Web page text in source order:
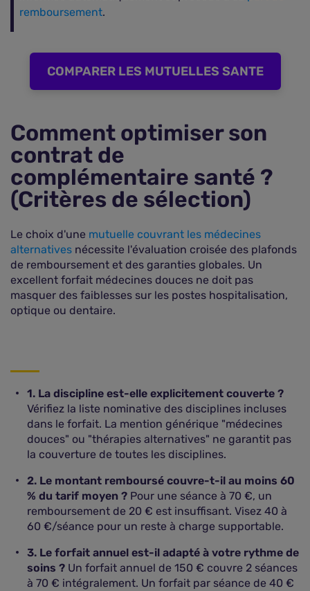
remboursement.
COMPARER LES MUTUELLES SANTE
Comment optimiser son
contrat de
complémentaire santé ?
(Critères de sélection)
Le choix d'une mutuelle couvrant les médecines
alternatives nécessite l'évaluation croisée des plafonds
de remboursement et des garanties globales. Un
excellent forfait médecines douces ne doit pas
masquer des faiblesses sur les postes hospitalisation,
optique ou dentaire.
1. La discipline est-elle explicitement couverte ?
Vérifiez la liste nominative des disciplines incluses
dans le forfait. La mention générique "médecines
douces" ou "thérapies alternatives" ne garantit pas
la couverture de toutes les disciplines.
2. Le montant remboursé couvre-t-il au moins 60
% du tarif moyen ? Pour une séance à 70 €, un
remboursement de 20 € est insuffisant. Visez 40 à
60 €/séance pour un reste à charge supportable.
3. Le forfait annuel est-il adapté à votre rythme de
soins ? Un forfait annuel de 150 € couvre 2 séances
à 70 € intégralement. Un forfait par séance de 40 €